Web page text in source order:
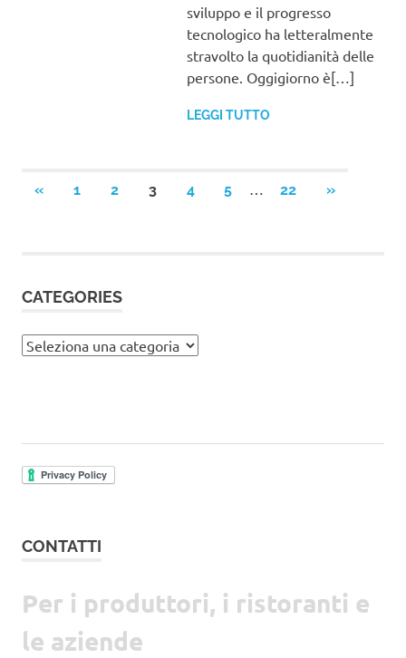
sviluppo e il progresso
tecnologico ha letteralmente
stravolto la quotidianità delle
persone. Oggigiorno è[…]
LEGGI TUTTO
Paginazione
«ARTICOLI
1 2 3 4 5 22
ARTICOLI
»
CATEGORIES
Categories
CONTATTI
Per i produttori, i ristoranti e
le aziende